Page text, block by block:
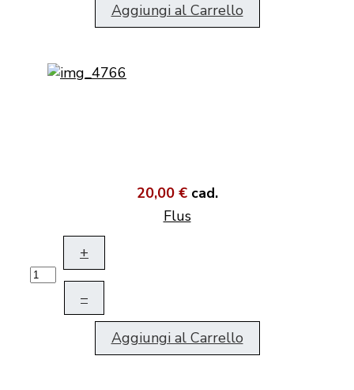
Aggiungi al Carrello
20,00 € cad.
Flus
+
–
Aggiungi al Carrello